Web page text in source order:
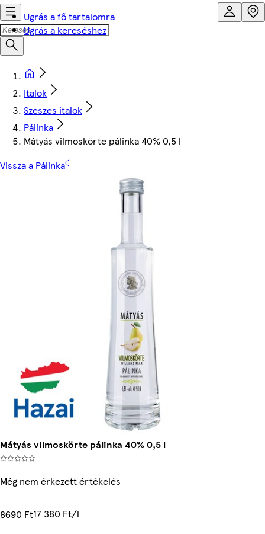
Ugrás a fő tartalomra
Ugrás a kereséshez
Italok
Szeszes italok
Pálinka
Mátyás vilmoskörte pálinka 40% 0,5 l
Vissza a Pálinka
Mátyás vilmoskörte pálinka 40% 0,5 l
Még nem érkezett értékelés
8690 Ft17 380 Ft/l